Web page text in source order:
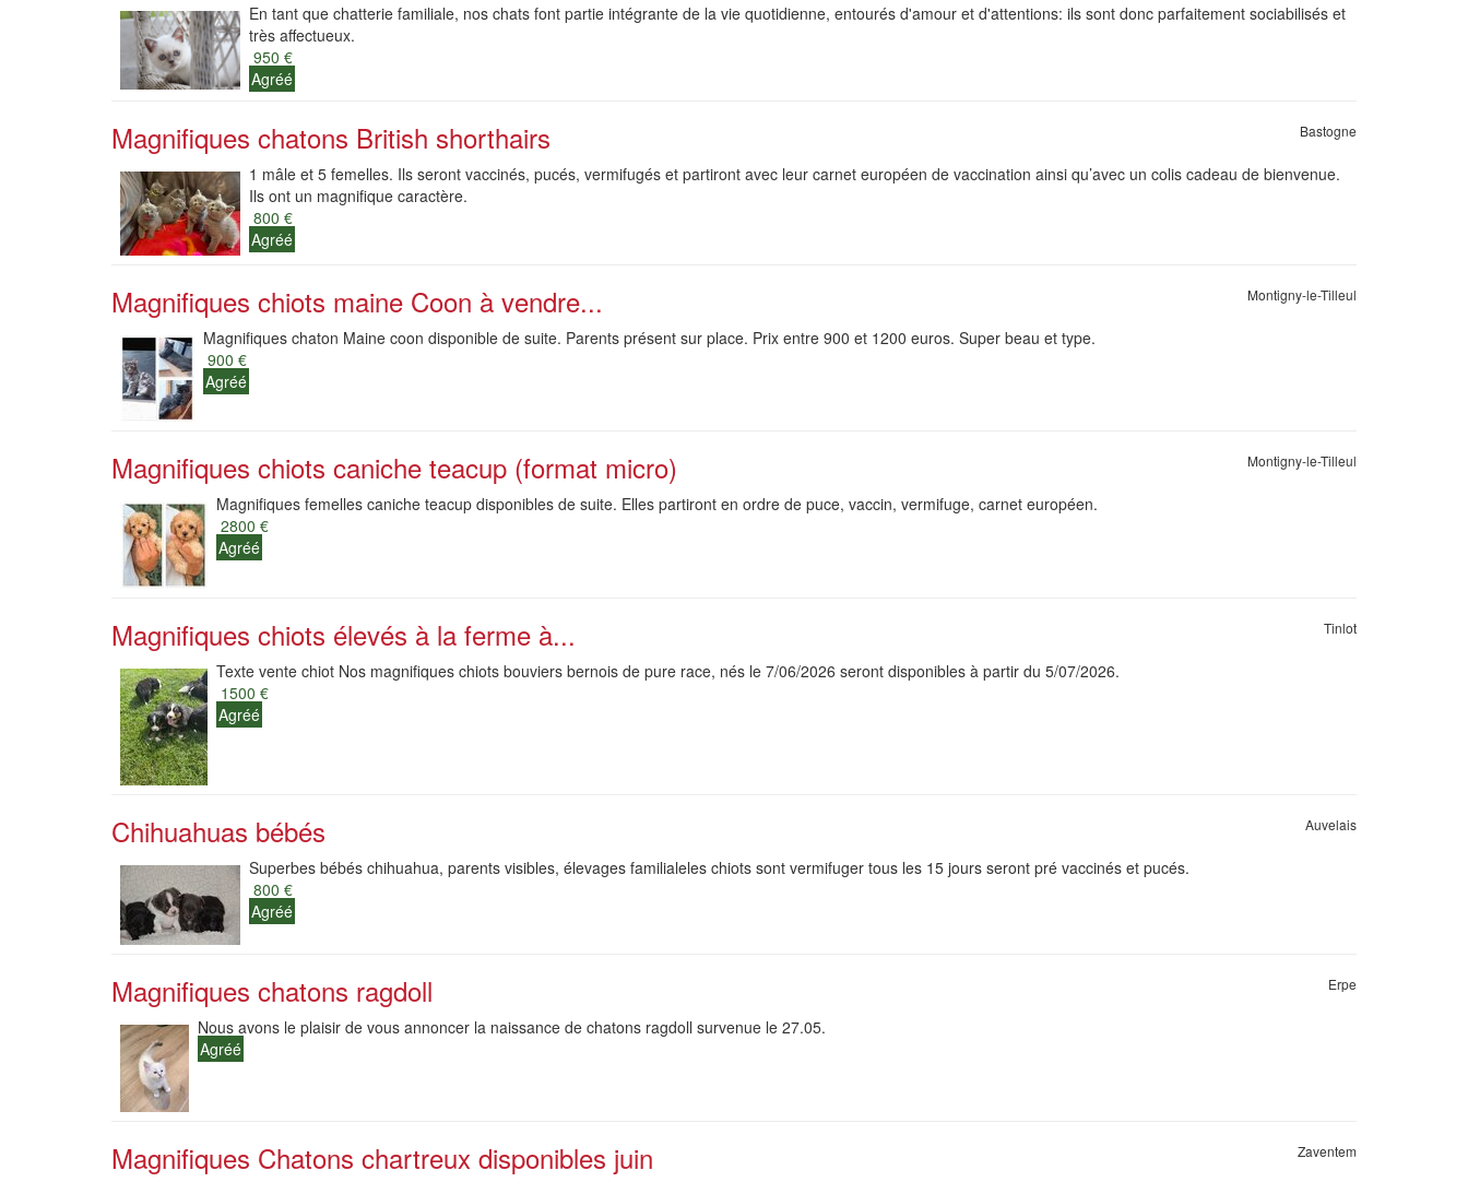
En tant que chatterie familiale, nos chats font partie intégrante de la vie quotidienne, entourés d'amour et d'attentions: ils sont donc parfaitement sociabilisés et
très affectueux.
950 €
Agréé
Magnifiques chatons British shorthairs Bastogne
1 mâle et 5 femelles. Ils seront vaccinés, pucés, vermifugés et partiront avec leur carnet européen de vaccination ainsi qu’avec un colis cadeau de bienvenue.
Ils ont un magnifique caractère.
800 €
Agréé
Magnifiques chiots maine Coon à vendre... Montigny-le-Tilleul
Magnifiques chaton Maine coon disponible de suite. Parents présent sur place. Prix entre 900 et 1200 euros. Super beau et type.
900 €
Agréé
Magnifiques chiots caniche teacup (format micro) Montigny-le-Tilleul
Magnifiques femelles caniche teacup disponibles de suite. Elles partiront en ordre de puce, vaccin, vermifuge, carnet européen.
2800 €
Agréé
Magnifiques chiots élevés à la ferme à... Tinlot
Texte vente chiot Nos magnifiques chiots bouviers bernois de pure race, nés le 7/06/2026 seront disponibles à partir du 5/07/2026.
1500 €
Agréé
Chihuahuas bébés Auvelais
Superbes bébés chihuahua, parents visibles, élevages familialeles chiots sont vermifuger tous les 15 jours seront pré vaccinés et pucés.
800 €
Agréé
Magnifiques chatons ragdoll Erpe
Nous avons le plaisir de vous annoncer la naissance de chatons ragdoll survenue le 27.05.
Agréé
Magnifiques Chatons chartreux disponibles juin Zaventem